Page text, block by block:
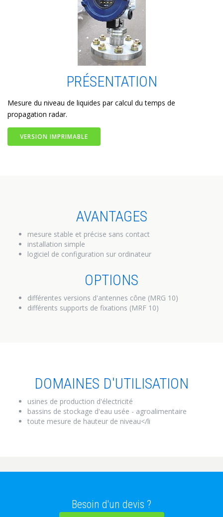
PRÉSENTATION
Mesure du niveau de liquides par calcul du temps de
propagation radar.
VERSION IMPRIMABLE
AVANTAGES
mesure stable et précise sans contact
installation simple
logiciel de configuration sur ordinateur
OPTIONS
différentes versions d'antennes cône (MRG 10)
différents supports de fixations (MRF 10)
DOMAINES D'UTILISATION
usines de production d'électricité
bassins de stockage d'eau usée - agroalimentaire
toute mesure de hauteur de niveau</li
Besoin d'un devis ?